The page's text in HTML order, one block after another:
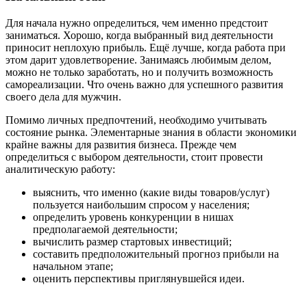
Для начала нужно определиться, чем именно предстоит
заниматься. Хорошо, когда выбранный вид деятельности
приносит неплохую прибыль. Ещё лучше, когда работа при
этом дарит удовлетворение. Занимаясь любимым делом,
можно не только заработать, но и получить возможность
самореализации. Что очень важно для успешного развития
своего дела для мужчин.
Помимо личных предпочтений, необходимо учитывать
состояние рынка. Элементарные знания в области экономики
крайне важны для развития бизнеса. Прежде чем
определиться с выбором деятельности, стоит провести
аналитическую работу:
выяснить, что именно (какие виды товаров/услуг)
пользуется наибольшим спросом у населения;
определить уровень конкуренции в нишах
предполагаемой деятельности;
вычислить размер стартовых инвестиций;
составить предположительный прогноз прибыли на
начальном этапе;
оценить перспективы приглянувшейся идеи.